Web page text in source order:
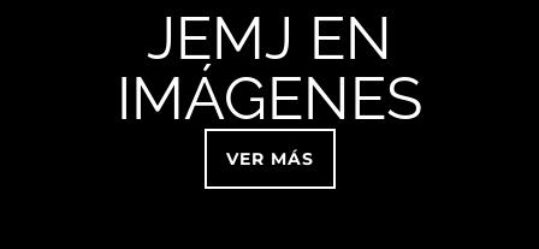
JEMJ EN
IMÁGENES
VER MÁS